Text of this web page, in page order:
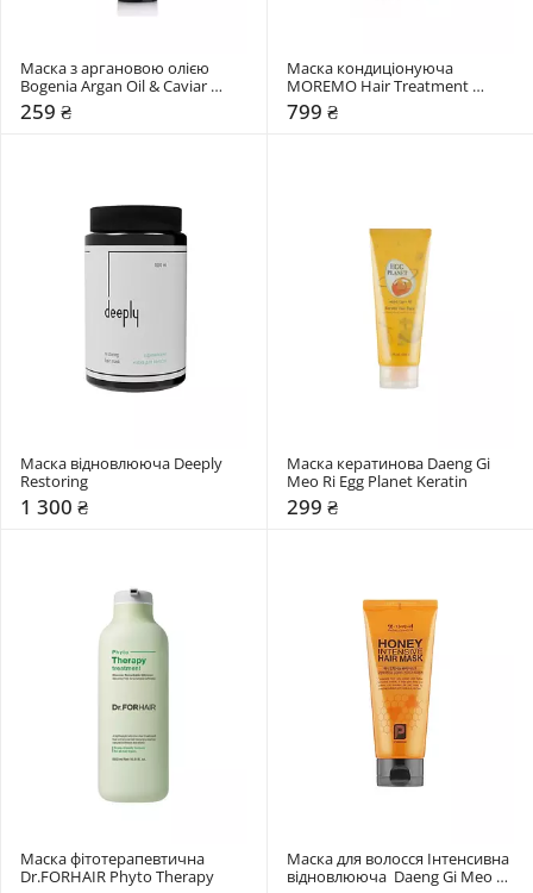
Маска з аргановою олією
Bogenia Argan Oil & Caviar
Extract
259 ₴
Маска кондиціонуюча
MOREMO Hair Treatment
Miracle 2X (RE)
799 ₴
Маска відновлююча Deeply
Restoring
1 300 ₴
Маска кератинова Daeng Gi
Meo Ri Egg Planet Keratin
299 ₴
Маска фітотерапевтична
Dr.FORHAIR Phyto Therapy
Маска для волосся Інтенсивна
відновлююча  Daeng Gi Meo Ri